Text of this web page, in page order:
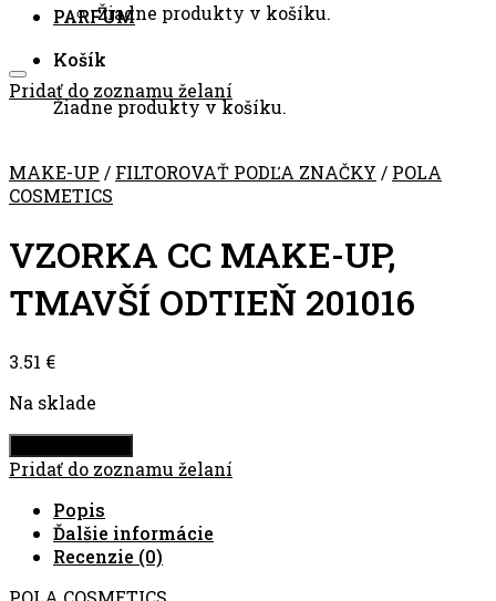
Žiadne produkty v košíku.
Košík
Žiadne produkty v košíku.
PARFUM
Pridať do zoznamu želaní
MAKE-UP / FILTOROVAŤ PODĽA ZNAČKY / POLA
COSMETICS
VZORKA CC MAKE-UP,
TMAVŠÍ ODTIEŇ 201016
3.51 €
Na sklade
Pridať do zoznamu želaní
Popis
Ďalšie informácie
Recenzie (0)